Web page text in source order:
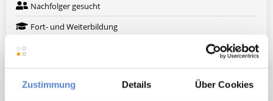
Zustimmung Details Über Cookies
Nachfolger gesucht
Fort- und Weiterbildung
Hier finden Sie aktuelle Stellenangebote in Ihrer